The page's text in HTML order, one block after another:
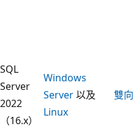
SQL
Server
2022
（16.x）
Windows
Server以及
Linux
雙向